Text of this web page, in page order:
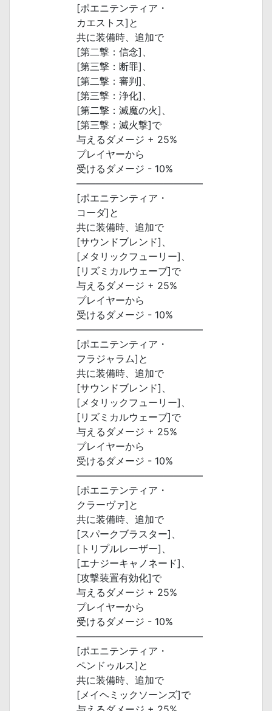
[ポエニテンティア・
カエストス]と
共に装備時、追加で
[第二撃：信念]、
[第三撃：断罪]、
[第二撃：審判]、
[第三撃：浄化]、
[第二撃：滅魔の火]、
[第三撃：滅火撃]で
与えるダメージ + 25%
プレイヤーから
受けるダメージ - 10%
―――――――――――――
[ポエニテンティア・
コーダ]と
共に装備時、追加で
[サウンドブレンド]、
[メタリックフューリー]、
[リズミカルウェーブ]で
与えるダメージ + 25%
プレイヤーから
受けるダメージ - 10%
―――――――――――――
[ポエニテンティア・
フラジャラム]と
共に装備時、追加で
[サウンドブレンド]、
[メタリックフューリー]、
[リズミカルウェーブ]で
与えるダメージ + 25%
プレイヤーから
受けるダメージ - 10%
―――――――――――――
[ポエニテンティア・
クラーヴァ]と
共に装備時、追加で
[スパークブラスター]、
[トリプルレーザー]、
[エナジーキャノネード]、
[攻撃装置有効化]で
与えるダメージ + 25%
プレイヤーから
受けるダメージ - 10%
―――――――――――――
[ポエニテンティア・
ペンドゥルス]と
共に装備時、追加で
[メイヘミックソーンズ]で